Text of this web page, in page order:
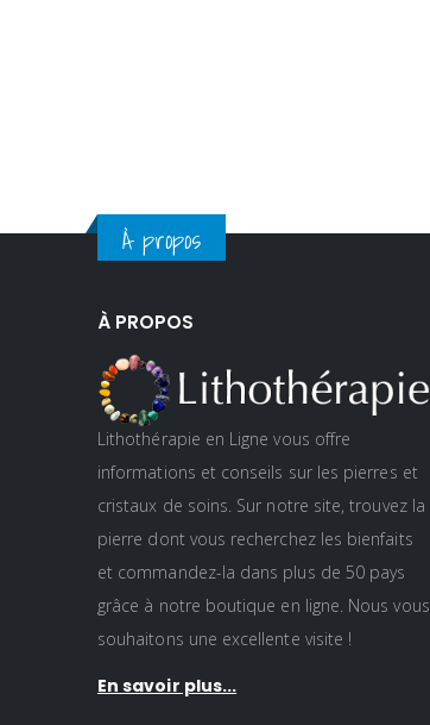
À propos
À PROPOS
Lithothérapie en Ligne vous offre
informations et conseils sur les pierres et
cristaux de soins. Sur notre site, trouvez la
pierre dont vous recherchez les bienfaits
et commandez-la dans plus de 50 pays
grâce à notre boutique en ligne. Nous vous
souhaitons une excellente visite !
En savoir plus...